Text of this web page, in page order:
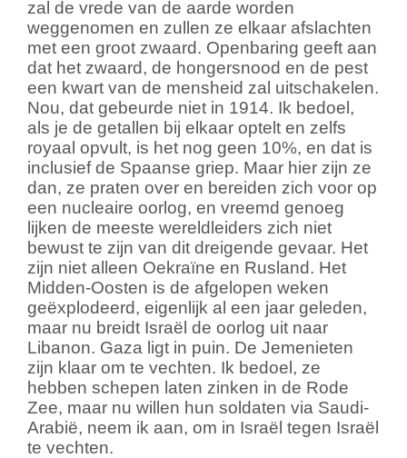
zal de vrede van de aarde worden
weggenomen en zullen ze elkaar afslachten
met een groot zwaard. Openbaring geeft aan
dat het zwaard, de hongersnood en de pest
een kwart van de mensheid zal uitschakelen.
Nou, dat gebeurde niet in 1914. Ik bedoel,
als je de getallen bij elkaar optelt en zelfs
royaal opvult, is het nog geen 10%, en dat is
inclusief de Spaanse griep. Maar hier zijn ze
dan, ze praten over en bereiden zich voor op
een nucleaire oorlog, en vreemd genoeg
lijken de meeste wereldleiders zich niet
bewust te zijn van dit dreigende gevaar. Het
zijn niet alleen Oekraïne en Rusland. Het
Midden-Oosten is de afgelopen weken
geëxplodeerd, eigenlijk al een jaar geleden,
maar nu breidt Israël de oorlog uit naar
Libanon. Gaza ligt in puin. De Jemenieten
zijn klaar om te vechten. Ik bedoel, ze
hebben schepen laten zinken in de Rode
Zee, maar nu willen hun soldaten via Saudi-
Arabië, neem ik aan, om in Israël tegen Israël
te vechten.